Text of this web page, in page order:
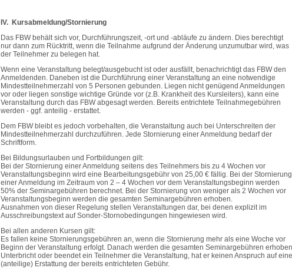
IV. Kursabmeldung/Stornierung
Das FBW behält sich vor, Durchführungszeit, -ort und -abläufe zu ändern. Dies berechtigt
nur dann zum Rücktritt, wenn die Teilnahme aufgrund der Änderung unzumutbar wird, was
der Teilnehmer zu belegen hat.
Wenn eine Veranstaltung belegt/ausgebucht ist oder ausfällt, benachrichtigt das FBW den
Anmeldenden. Daneben ist die Durchführung einer Veranstaltung an eine notwendige
Mindestteilnehmerzahl von 5 Personen gebunden. Liegen nicht genügend Anmeldungen
vor oder liegen sonstige wichtige Gründe vor (z.B. Krankheit des Kursleiters), kann eine
Veranstaltung durch das FBW abgesagt werden. Bereits entrichtete Teilnahmegebühren
werden - ggf. anteilig - erstattet.
Dem FBW bleibt es jedoch vorbehalten, die Veranstaltung auch bei Unterschreiten der
Mindestteilnehmerzahl durchzuführen. Jede Stornierung einer Anmeldung bedarf der
Schriftform.
Bei Bildungsurlauben und Fortbildungen gilt:
Bei der Stornierung einer Anmeldung seitens des Teilnehmers bis zu 4 Wochen vor
Veranstaltungsbeginn wird eine Bearbeitungsgebühr von 25,00 € fällig. Bei der Stornierung
einer Anmeldung im Zeitraum von 2 – 4 Wochen vor dem Veranstaltungsbeginn werden
50% der Seminargebühren berechnet. Bei der Stornierung von weniger als 2 Wochen vor
Veranstaltungsbeginn werden die gesamten Seminargebühren erhoben.
Ausnahmen von dieser Regelung stellen Veranstaltungen dar, bei denen explizit im
Ausschreibungstext auf Sonder-Stornobedingungen hingewiesen wird.
Bei allen anderen Kursen gilt:
Es fallen keine Stornierungsgebühren an, wenn die Stornierung mehr als eine Woche vor
Beginn der Veranstaltung erfolgt. Danach werden die gesamten Seminargebühren
Unterbricht oder beendet ein Teilnehmer die Veranstaltung, hat er keinen Anspruch auf eine
(anteilige) Erstattung der bereits entrichteten Gebühr.